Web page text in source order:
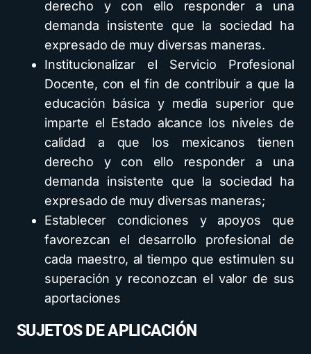
derecho y con ello responder a una
demanda insistente que la sociedad ha
expresado de muy diversas maneras.
Institucionalizar el Servicio Profesional
Docente, con el fin de contribuir a que la
educación básica y media superior que
imparte el Estado alcance los niveles de
calidad a que los mexicanos tienen
derecho y con ello responder a una
demanda insistente que la sociedad ha
expresado de muy diversas maneras;
Establecer condiciones y apoyos que
favorezcan el desarrollo profesional de
cada maestro, al tiempo que estimulen su
superación y reconozcan el valor de sus
aportaciones
SUJETOS DE APLICACIÓN